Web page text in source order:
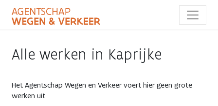
naar
inhoud
gaanAlle werken in Kaprijke
Het Agentschap Wegen en Verkeer voert hier geen grote
werken uit.